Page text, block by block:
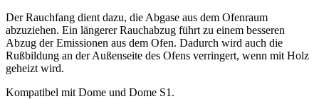
Der Rauchfang dient dazu, die Abgase aus dem Ofenraum
abzuziehen. Ein längerer Rauchabzug führt zu einem besseren
Abzug der Emissionen aus dem Ofen. Dadurch wird auch die
Rußbildung an der Außenseite des Ofens verringert, wenn mit Holz
geheizt wird.
Kompatibel mit Dome und Dome S1.